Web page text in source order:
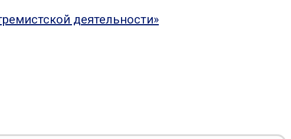
деятельности»